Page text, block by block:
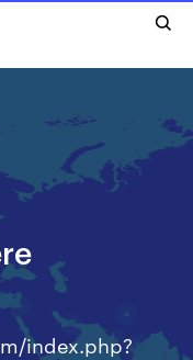
index.php?